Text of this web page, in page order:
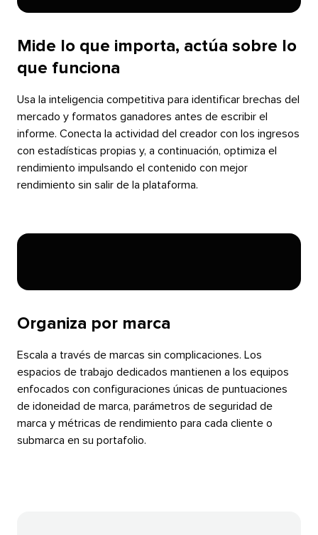
Mide lo que importa, actúa sobre lo
que funciona​​
Usa la inteligencia competitiva para identificar brechas del
mercado y formatos ganadores antes de escribir el
informe. Conecta la actividad del creador con los ingresos
con estadísticas propias y, a continuación, optimiza el
rendimiento impulsando el contenido con mejor
rendimiento sin salir de la plataforma.​​
Organiza por marca​​
Escala a través de marcas sin complicaciones. Los
espacios de trabajo dedicados mantienen a los equipos
enfocados con configuraciones únicas de puntuaciones
de idoneidad de marca, parámetros de seguridad de
marca y métricas de rendimiento para cada cliente o
submarca en su portafolio.​​